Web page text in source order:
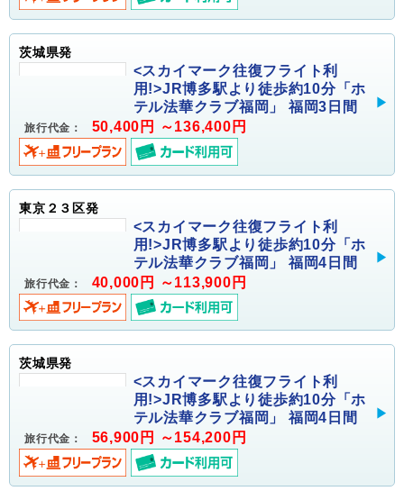
茨城県発
<スカイマーク往復フライト利
用!>JR博多駅より徒歩約10分「ホ
テル法華クラブ福岡」 福岡3日間
旅行代金： 50,400円 ～136,400円
東京２３区発
<スカイマーク往復フライト利
用!>JR博多駅より徒歩約10分「ホ
テル法華クラブ福岡」 福岡4日間
旅行代金： 40,000円 ～113,900円
茨城県発
<スカイマーク往復フライト利
用!>JR博多駅より徒歩約10分「ホ
テル法華クラブ福岡」 福岡4日間
旅行代金： 56,900円 ～154,200円